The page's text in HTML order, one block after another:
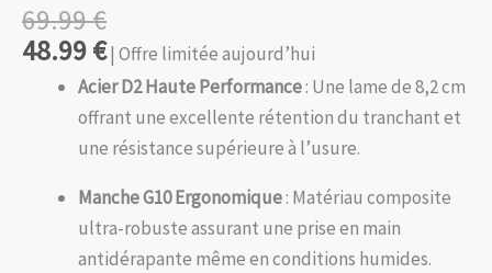
69.99€
48.99€| Offre limitée aujourd’hui
Acier D2 Haute Performance: Une lame de 8,2 cm
offrant une excellente rétention du tranchant et
une résistance supérieure à l’usure.
Manche G10 Ergonomique: Matériau composite
ultra-robuste assurant une prise en main
antidérapante même en conditions humides.